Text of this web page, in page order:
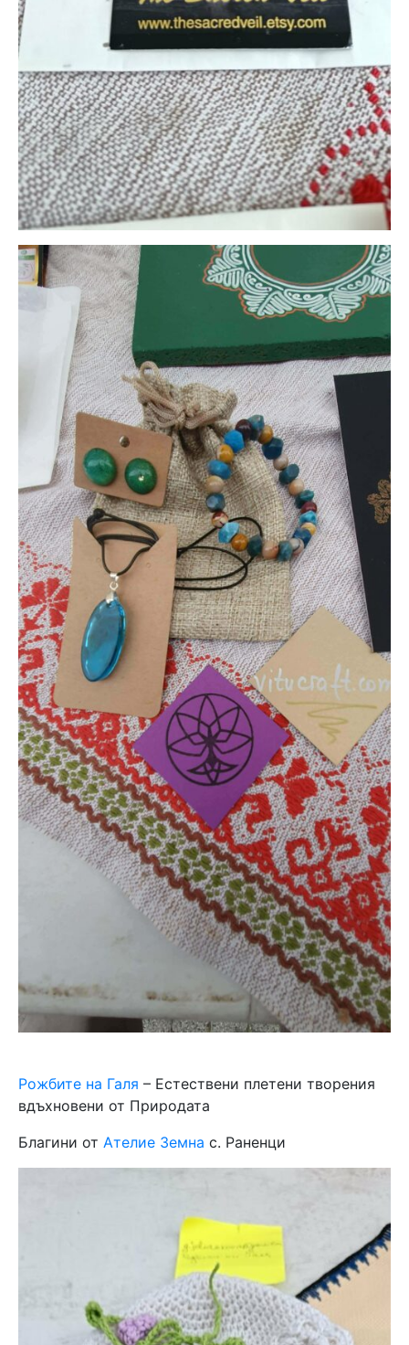
Рожбите на Галя – Естествени плетени творения
вдъхновени от Природата
Благини от Ателие Земна с. Раненци